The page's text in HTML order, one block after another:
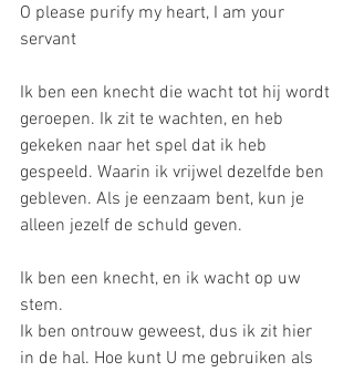
O please purify my heart, I am your
servant
Ik ben een knecht die wacht tot hij wordt
geroepen. Ik zit te wachten, en heb
gekeken naar het spel dat ik heb
gespeeld. Waarin ik vrijwel dezelfde ben
gebleven. Als je eenzaam bent, kun je
alleen jezelf de schuld geven.
Ik ben een knecht, en ik wacht op uw
stem.
Ik ben ontrouw geweest, dus ik zit hier
in de hal. Hoe kunt U me gebruiken als